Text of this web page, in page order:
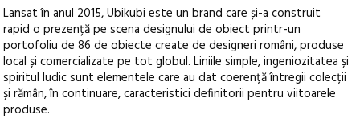
Lansat în anul 2015, Ubikubi este un brand care și-a construit
rapid o prezență pe scena designului de obiect printr-un
portofoliu de 86 de obiecte create de designeri români, produse
local și comercializate pe tot globul. Liniile simple, ingeniozitatea și
spiritul ludic sunt elementele care au dat coerență întregii colecții
și rămân, în continuare, caracteristici definitorii pentru viitoarele
produse.